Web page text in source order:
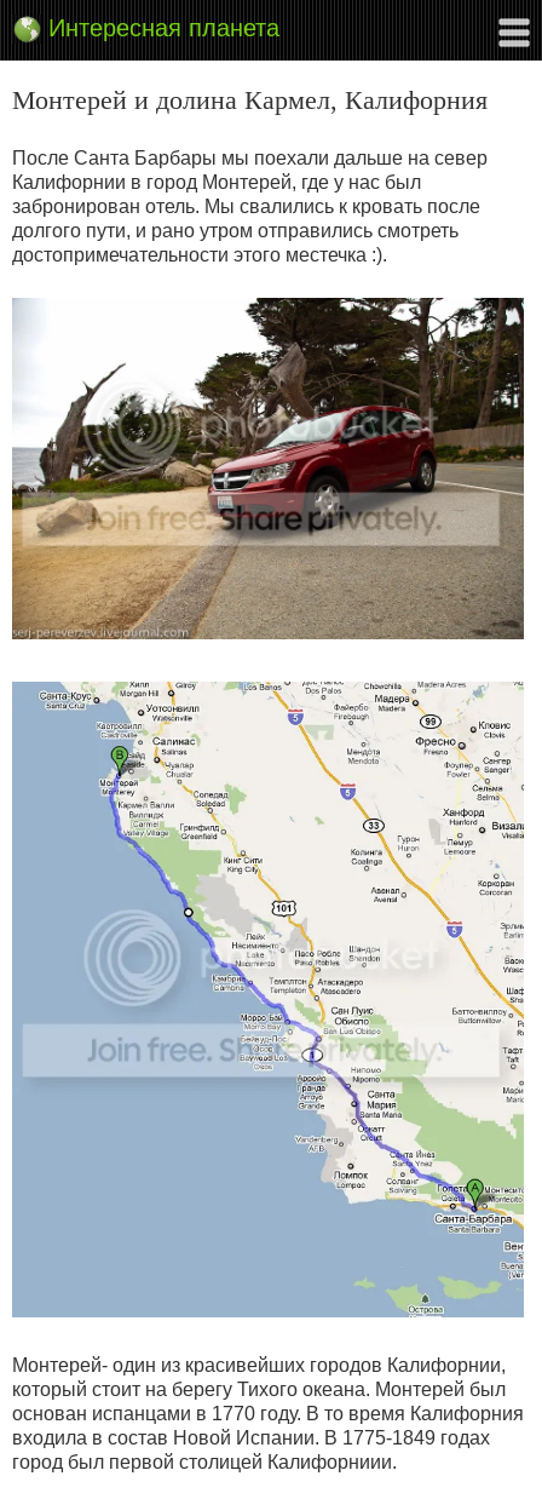
Интересная планета
Монтерей и долина Кармел, Калифорния
После Санта Барбары мы поехали дальше на север
Калифорнии в город Монтерей, где у нас был
забронирован отель. Мы свалились к кровать после
долгого пути, и рано утром отправились смотреть
достопримечательности этого местечка :).
Монтерей- один из красивейших городов Калифорнии,
который стоит на берегу Тихого океана. Монтерей был
основан испанцами в 1770 году. В то время Калифорния
входила в состав Новой Испании. В 1775-1849 годах
город был первой столицей Калифорниии.